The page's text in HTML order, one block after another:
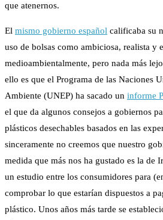
que atenernos.
El mismo gobierno español calificaba su
uso de bolsas como ambiciosa, realista y
medioambientalmente, pero nada más
ello es que el Programa de las Naciones
Ambiente (UNEP) ha sacado un informe
el que da algunos consejos a gobiernos
plásticos desechables basados en las
sinceramente no creemos que nuestro
medida que más nos ha gustado es la de
un estudio entre los consumidores para
comprobar lo que estarían dispuestos a
plástico. Unos años más tarde se